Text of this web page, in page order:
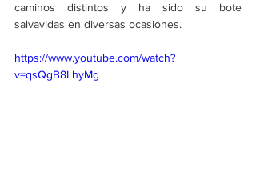
caminos distintos y ha sido su bote
salvavidas en diversas ocasiones.
https://www.youtube.com/watch?
v=qsQgB8LhyMg